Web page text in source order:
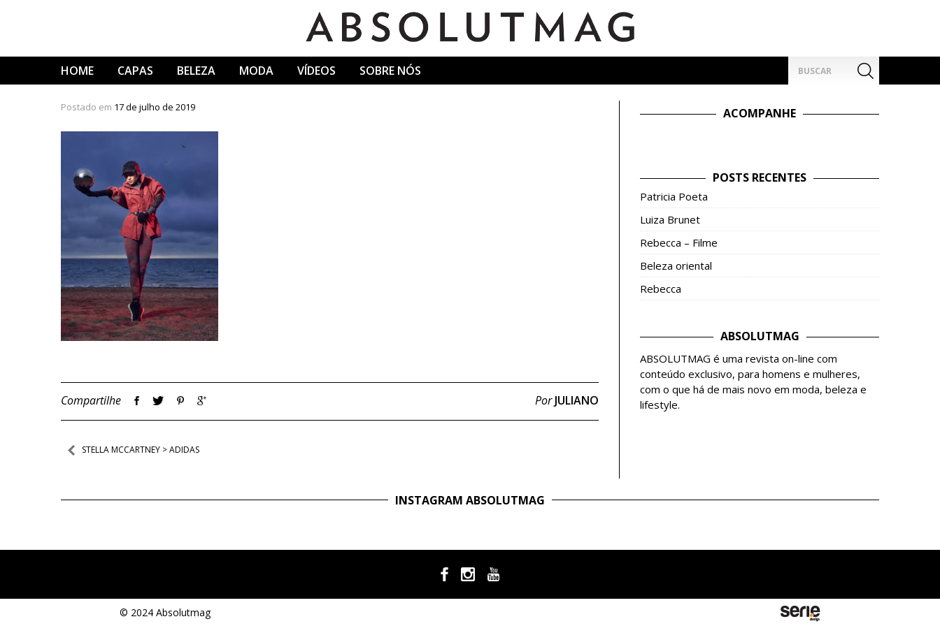
HOME CAPAS BELEZA MODA VÍDEOS SOBRE NÓS
por:
Postado em 17 de julho de 2019
Compartilhe PorJULIANO
Navegação
Post
STELLA MCCARTNEY > ADIDAS
ACOMPANHE
POSTS RECENTES
Patricia Poeta
Luiza Brunet
Rebecca – Filme
Beleza oriental
Rebecca
ABSOLUTMAG
ABSOLUTMAG é uma revista on-line com
conteúdo exclusivo, para homens e mulheres,
com o que há de mais novo em moda, beleza e
lifestyle.
INSTAGRAM ABSOLUTMAG
© 2024 Absolutmag